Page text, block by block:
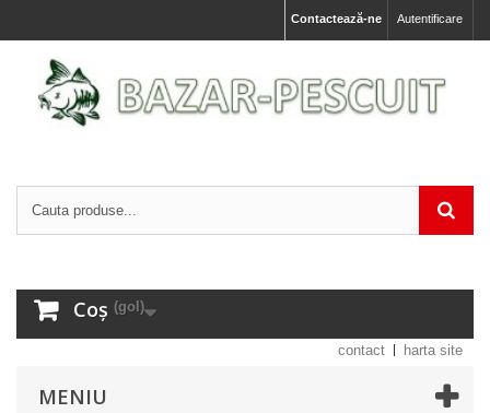
Autentificare
Contactează-ne
Coș (gol)
contact harta site
MENIU